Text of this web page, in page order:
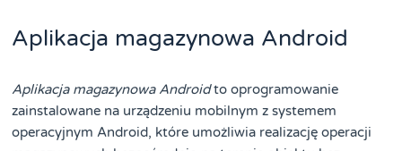
Aplikacja magazynowa Android
Aplikacja magazynowa Androidto oprogramowanie
zainstalowane na urządzeniu mobilnym z systemem
operacyjnym Android, które umożliwia realizację operacji